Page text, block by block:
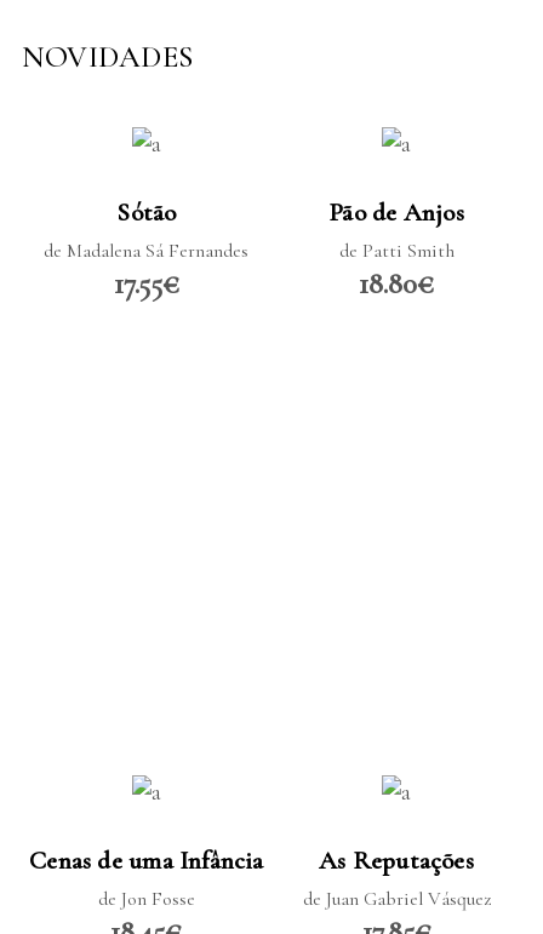
NOVIDADES
Sótão
de Madalena Sá Fernandes
17.55€
Pão de Anjos
de Patti Smith
18.80€
Cenas de uma Infância
de Jon Fosse
As Reputações
de Juan Gabriel Vásquez